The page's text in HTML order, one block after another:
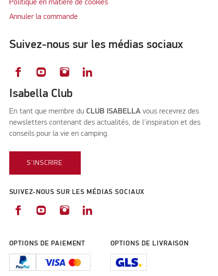
Politique en matière de cookies
Annuler la commande
Suivez-nous sur les médias sociaux
Isabella Club
En tant que membre du CLUB ISABELLA vous recevrez des
newsletters contenant des actualités, de l'inspiration et des
conseils pour la vie en camping.
S'INSCRIRE
SUIVEZ-NOUS SUR LES MÉDIAS SOCIAUX
OPTIONS DE PAIEMENT OPTIONS DE LIVRAISON